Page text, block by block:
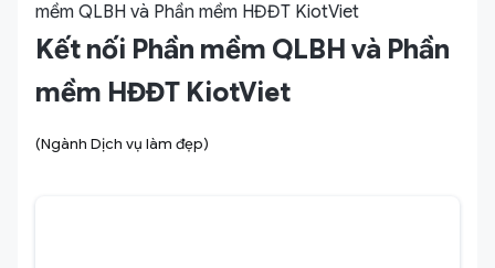
mềm QLBH và Phần mềm HĐĐT KiotViet
Kết nối Phần mềm QLBH và Phần
mềm HĐĐT KiotViet
(Ngành Dịch vụ làm đẹp)